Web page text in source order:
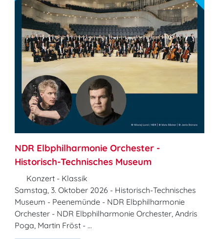
NDR Elbphilharmonie Orchester -
Historisch-Technisches Museum
Konzert - Klassik
Samstag, 3. Oktober 2026 - Historisch-Technisches
Museum - Peenemünde - NDR Elbphilharmonie
Orchester - NDR Elbphilharmonie Orchester, Andris
Poga, Martin Fröst - ...